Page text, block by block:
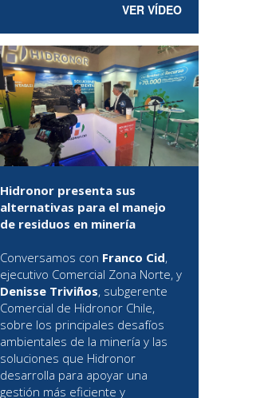
VER VÍDEO
Hidronor presenta sus
alternativas para el manejo
de residuos en minería
Conversamos con Franco Cid,
ejecutivo Comercial Zona Norte, y
Denisse Triviños, subgerente
Comercial de Hidronor Chile,
sobre los principales desafíos
ambientales de la minería y las
soluciones que Hidronor
desarrolla para apoyar una
gestión más eficiente y